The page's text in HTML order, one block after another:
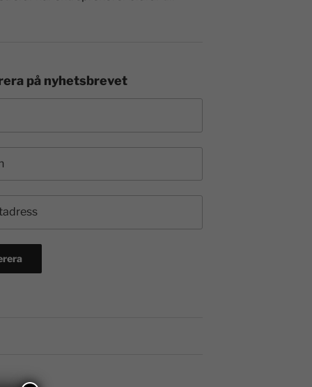
på nyhetsbrevet